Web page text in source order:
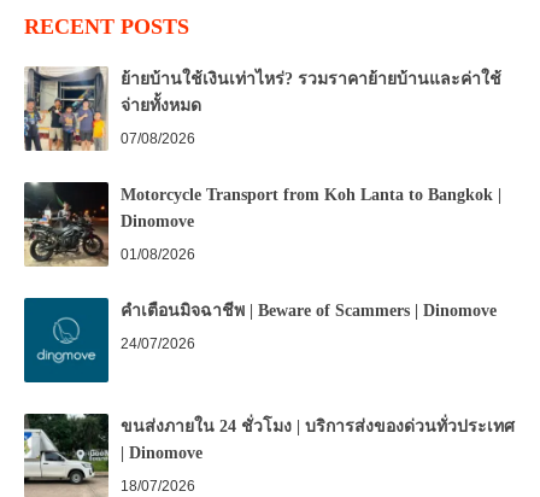
RECENT POSTS
ย้ายบ้านใช้เงินเท่าไหร่? รวมราคาย้ายบ้านและค่าใช้
จ่ายทั้งหมด
07/08/2026
Motorcycle Transport from Koh Lanta to Bangkok |
Dinomove
01/08/2026
คำเตือนมิจฉาชีพ | Beware of Scammers | Dinomove
24/07/2026
ขนส่งภายใน 24 ชั่วโมง | บริการส่งของด่วนทั่วประเทศ
| Dinomove
18/07/2026